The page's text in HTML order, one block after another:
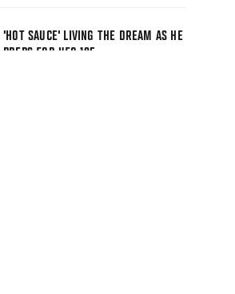
'HOT SAUCE' LIVING THE DREAM AS HE
PREPS FOR UFC 195